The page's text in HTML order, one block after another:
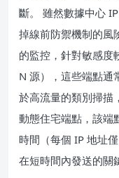
斷。 雖然數據中心
掉線前防禦機制的風
的監控，針對敏感度
N 源），這些端點通
於高流量的類別掃描
動態住宅端點，該端
時間（每個 IP 地址
在短時間內發送的關